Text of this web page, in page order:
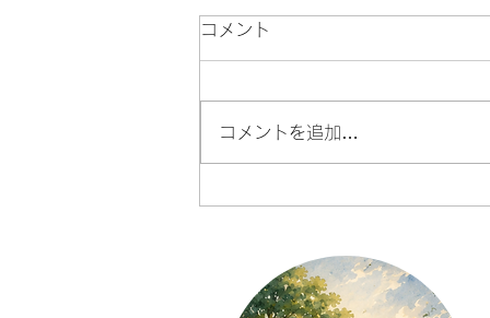
自分を責める声より、自分の
コメント
コメントを追加…